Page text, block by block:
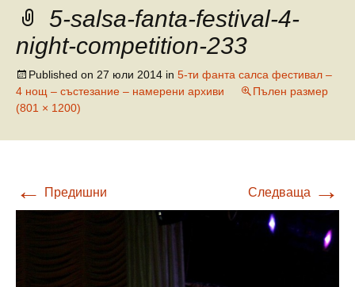
5-salsa-fanta-festival-4-
night-competition-233
Published on 27 юли 2014 in 5-ти фанта салса фестивал –
4 нощ – състезание – намерени архиви
Пълен размер
(801 × 1200)
← Предишни Следваща →